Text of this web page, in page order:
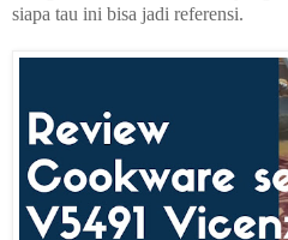
siapa tau ini bisa jadi referensi.